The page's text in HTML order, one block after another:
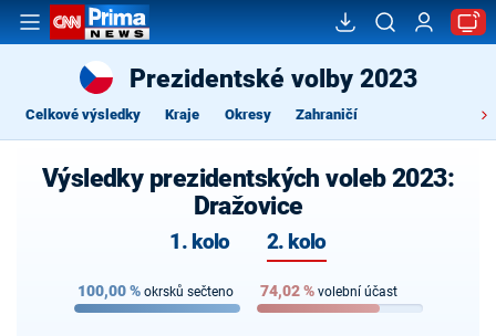
Prezidentské volby 2023
Celkové výsledky Kraje Okresy Zahraničí
Výsledky prezidentských voleb 2023:
Dražovice
1. kolo 2. kolo
100,00% okrsků sečteno 74,02% volební účast